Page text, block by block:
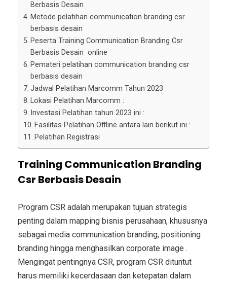
Berbasis Desain
Metode pelatihan communication branding csr
berbasis desain
Peserta Training Communication Branding Csr
Berbasis Desain online
Pemateri pelatihan communication branding csr
berbasis desain
Jadwal Pelatihan Marcomm Tahun 2023
Lokasi Pelatihan Marcomm :
Investasi Pelatihan tahun 2023 ini :
Fasilitas Pelatihan Offline antara lain berikut ini :
Pelatihan Registrasi
Training Communication Branding
Csr Berbasis Desain
Program CSR adalah merupakan tujuan strategis
penting dalam mapping bisnis perusahaan, khususnya
sebagai media communication branding, positioning
branding hingga menghasilkan corporate image .
Mengingat pentingnya CSR, program CSR dituntut
harus memiliki kecerdasaan dan ketepatan dalam